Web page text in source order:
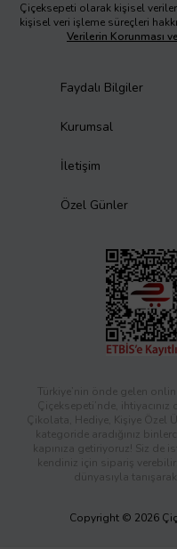
Çiçeksepeti olarak kişisel
kişisel veri işleme süreçleri
Verilerin Korunması
Faydalı Bilgiler
Kurumsal
İletişim
Özel Günler
Türkiye’nin önde gelen
Çiçeksepeti’nde,
Çikolata, Hediye, Kişiye Özel
kategoride aradığınız
kapınıza getiriyoruz! Siz de
kendiniz için sipariş
dünyasıyla
Copyright © 2026